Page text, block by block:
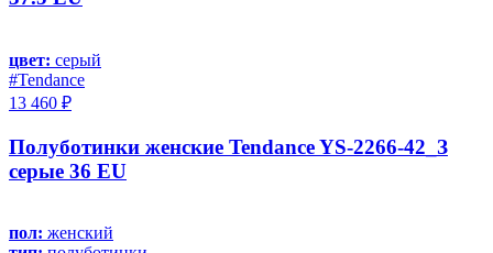
цвет: серый
#Tendance
13 460 ₽
Полуботинки женские Tendance YS-2266-42_З
серые 36 EU
пол: женский